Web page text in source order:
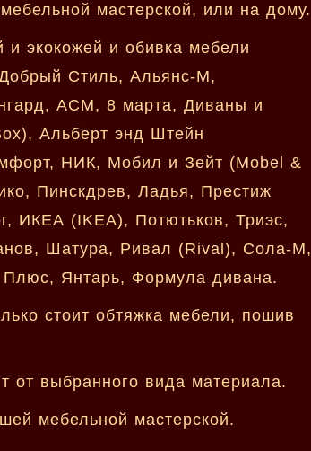
мастерской, или на дому.
и экокожей и обивка мебели
Стиль, Альянс-М,
АСМ, 8 марта, Диваны и
Альберт энд Штейн
НИК, Мобил и Зейт (Mobel &
Пинскдрев, Ладья, Престиж
ИКЕА (IKEA), Потютьков, Триэс,
Шатура, Ривал (Rival), Сола-М,
Янтарь, Формула дивана.
стоит обтяжка мебели, пошив
от выбранного вида материала.
мебельной мастерской.